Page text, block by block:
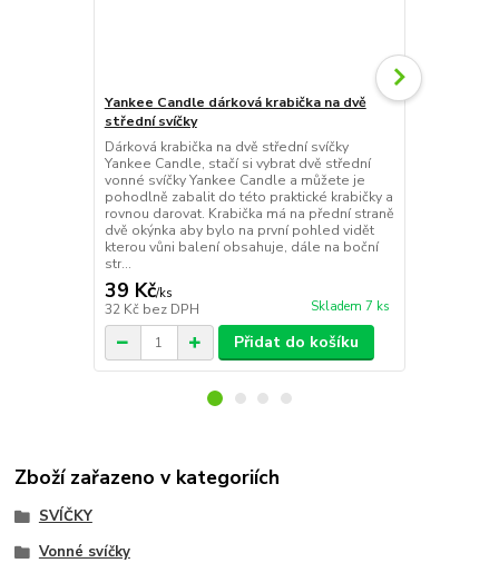
Yankee Candle dárková krabička na dvě
střední svíčky
Dárková krabička na dvě střední svíčky
Yankee Candle, stačí si vybrat dvě střední
vonné svíčky Yankee Candle a můžete je
pohodlně zabalit do této praktické krabičky a
rovnou darovat. Krabička má na přední straně
dvě okýnka aby bylo na první pohled vidět
kterou vůni balení obsahuje, dále na boční
str...
39 Kč/ks
32 Kč bez DPH Skladem 7 ks
Přidat do košíku
Zboží zařazeno v kategoriích
SVÍČKY
Vonné svíčky